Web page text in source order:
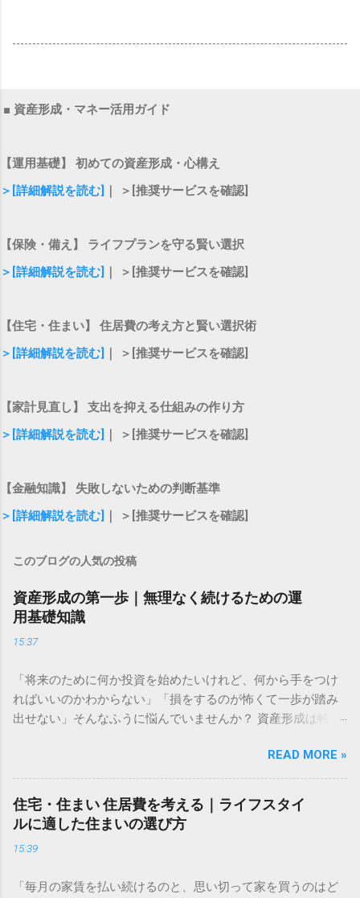
■ 資産形成・マネー活用ガイド
【運用基礎】 初めての資産形成・心構え
＞[詳細解説を読む]
｜ ＞[推奨サービスを確認]
【保険・備え】 ライフプランを守る賢い選択
＞[詳細解説を読む]
｜ ＞[推奨サービスを確認]
【住宅・住まい】 住居費の考え方と賢い選択術
＞[詳細解説を読む]
｜ ＞[推奨サービスを確認]
【家計見直し】 支出を抑える仕組みの作り方
＞[詳細解説を読む]
｜ ＞[推奨サービスを確認]
【金融知識】 失敗しないための判断基準
＞[詳細解説を読む]
｜ ＞[推奨サービスを確認]
このブログの人気の投稿
資産形成の第一歩｜無理なく続けるための運
用基礎知識
15:37
「将来のために何か投資を始めたいけれど、何から手をつけ
ればいいのかわからない」「損をするのが怖くて一歩が踏み
出せない」そんなふうに悩んでいませんか？ 資産形成は特別
組みを正しく理解し、自分に合ったペースで長く続けること
です。この記事では、資産形成をこれから始める方に向け
た、失敗しないための基礎知識と、無理なく続けるための考
え方をわかりやすく解説します。 資産運用はなぜ必要なのか
多くの人が「預金だけで十分ではないの？」と考えがちです
が、現代において資産運用は、豊かな生活を送るための「守
計画 資産形成の目的は、単に「お金を増やすこと」だけでは
READ MORE »
住宅・住まい 住居費を考える｜ライフスタイ
ルに適した住まいの選び方
15:39
「毎月の家賃を払い続けるのと、思い切って家を買うのはど